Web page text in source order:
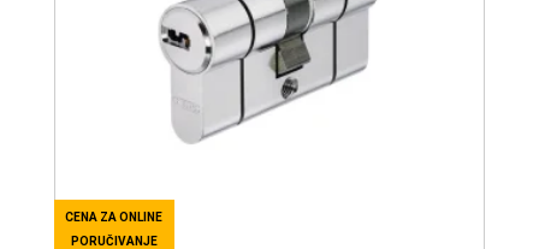
CENA ZA ONLINE
PORUČIVANJE